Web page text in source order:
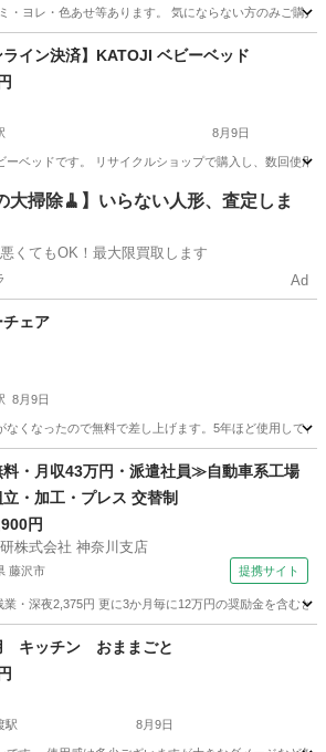
ミ・ヨレ・色あせ等あります。 気にならない方のみ
駅 ベビー用品
ライン決済】KATOJI ベビーベッド
8月9日
ーベッドです。 リサイクルショップで購入し、数回使
駅 ベビー用品
大掃除🧹】いらない人形、査定しま
くてもOK！最大限買取します
Ad
ェア
8月9日
なくなったので無料で差し上げます。5年ほど使用して
駅 子供用品
・月収43万円・派遣社員≫自動車系工場
・加工・プレス 交替制
円
株式会社 神奈川支店
藤沢市 提携サイト
・深夜2,375円 更に3か月毎に12万円の奨励金を含む
他キッチン おままごと
駅 8月9日